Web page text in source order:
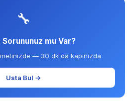
🔧
mu Var?
— 30 dk'da kapınızda
Usta Bul →